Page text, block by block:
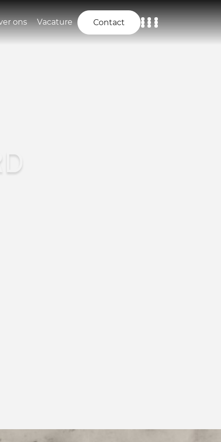
ons Vacature Contact